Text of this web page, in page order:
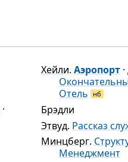
·
Хейли. Аэропорт ·
Отель
нб
Брэдли
Этвуд. Рассказ
Минцберг.
Менеджмент